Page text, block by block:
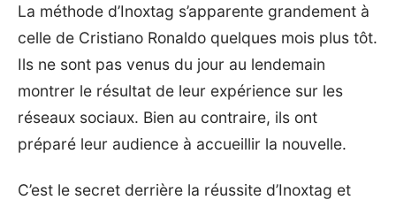
La méthode d’Inoxtag s’apparente grandement à
celle de Cristiano Ronaldo quelques mois plus tôt.
Ils ne sont pas venus du jour au lendemain
montrer le résultat de leur expérience sur les
réseaux sociaux. Bien au contraire, ils ont
préparé leur audience à accueillir la nouvelle.
C’est le secret derrière la réussite d’Inoxtag et